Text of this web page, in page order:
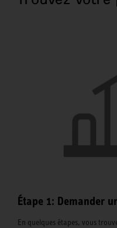
Étape 1: Demander
En quelques étapes, vous